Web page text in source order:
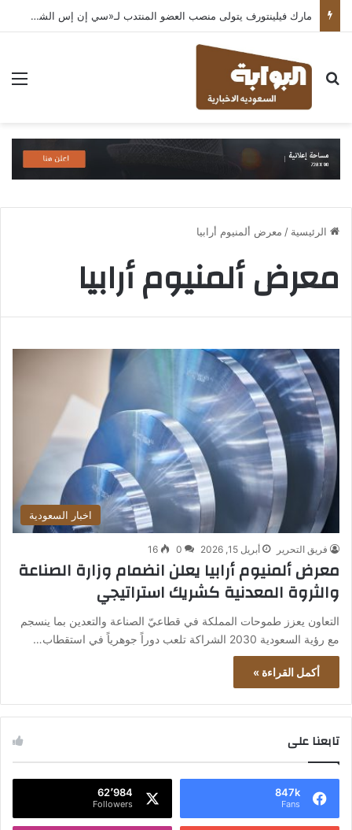
مارك فيلينتورف يتولى منصب العضو المنتدب لـ«سي إن إس الشرق الأوسط» ويشرف على شركات قطاع التكنولوجيا ضمن مجموعة غباش
بحث عن
الرئيسية / معرض ألمنيوم أرابيا
معرض ألمنيوم أرابيا
اخبار السعودية
فريق التحرير أبريل 15, 2026 0
16
معرض ألمنيوم أرابيا يعلن انضمام وزارة الصناعة
والثروة المعدنية كشريك استراتيجي
التعاون يعزز طموحات المملكة في قطاعيّ الصناعة والتعدين بما ينسجم
مع رؤية السعودية 2030 الشراكة تلعب دوراً جوهرياً في استقطاب…
أكمل القراءة »
تابعنا على
847k
Fans
62٬984
Followers